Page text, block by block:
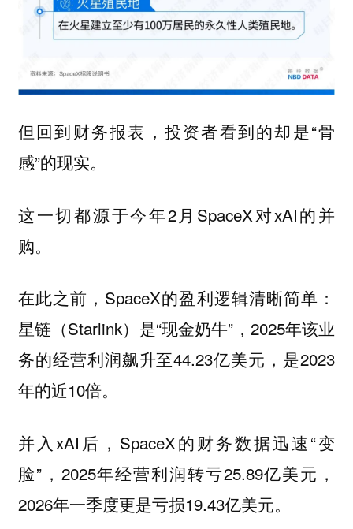
但回到财务报表，投资者看到的却是“骨
感”的现实。
这一切都源于今年2月SpaceX对xAI的并
购。
在此之前，SpaceX的盈利逻辑清晰简单：
星链（Starlink）是“现金奶牛”，2025年该业
务的经营利润飙升至44.23亿美元，是2023
年的近10倍。
并入xAI后，SpaceX的财务数据迅速“变
脸”，2025年经营利润转亏25.89亿美元，
2026年一季度更是亏损19.43亿美元。